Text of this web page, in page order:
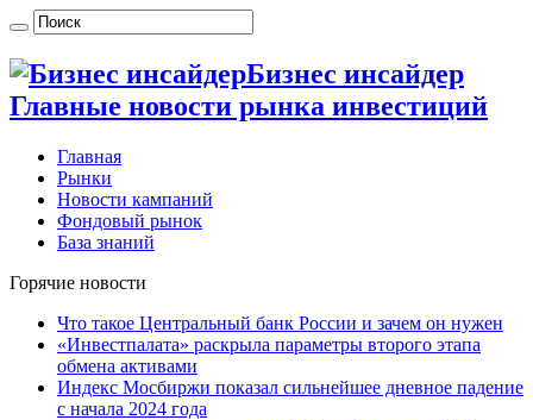
Бизнес инсайдер
Главные новости рынка инвестиций
Главная
Рынки
Новости кампаний
Фондовый рынок
База знаний
Горячие новости
Что такое Центральный банк России и зачем он нужен
«Инвестпалата» раскрыла параметры второго этапа
обмена активами
Индекс Мосбиржи показал сильнейшее дневное падение
с начала 2024 года